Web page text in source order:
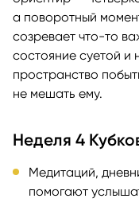
а поворотный
созревает что-то
состояние суетой и
пространство
не мешать ему.
Неделя 4
Медитаций,
помогают